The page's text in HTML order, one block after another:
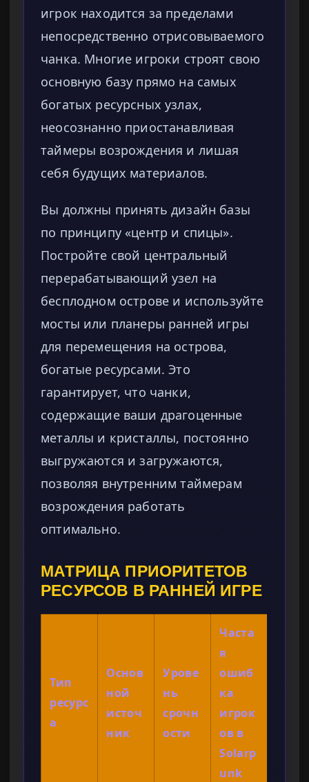
игрок находится за пределами
непосредственно отрисовываемого
чанка. Многие игроки строят свою
основную базу прямо на самых
богатых ресурсных узлах,
неосознанно приостанавливая
таймеры возрождения и лишая
себя будущих материалов.
Вы должны принять дизайн базы
по принципу «центр и спицы».
Постройте свой центральный
перерабатывающий узел на
бесплодном острове и используйте
мосты или планеры ранней игры
для перемещения на острова,
богатые ресурсами. Это
гарантирует, что чанки,
содержащие ваши драгоценные
металлы и кристаллы, постоянно
выгружаются и загружаются,
позволяя внутренним таймерам
возрождения работать
оптимально.
МАТРИЦА ПРИОРИТЕТОВ
РЕСУРСОВ В РАННЕЙ ИГРЕ
Тип
ресурс
а
Основ
ной
источ
ник
Урове
нь
срочн
ости
Часта
я
ошиб
ка
игрок
ов в
Solarp
unk